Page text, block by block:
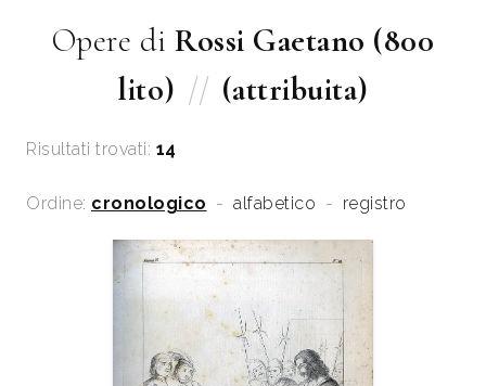
Opere diRossi Gaetano (800
lito) // (attribuita)
Risultati trovati: 14
Ordine: cronologico - alfabetico - registro